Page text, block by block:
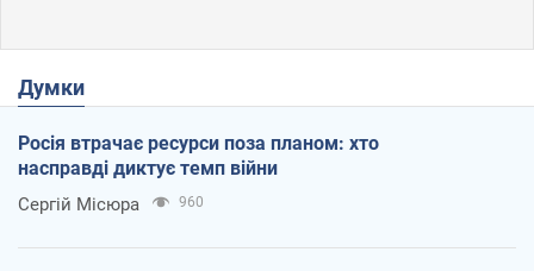
Думки
Росія втрачає ресурси поза планом: хто
насправді диктує темп війни
Сергій Місюра 960